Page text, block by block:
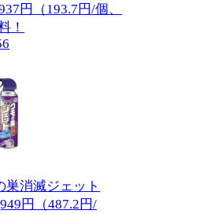
円（193.7円/個、
！
巣消滅ジェット
円（487.2円/